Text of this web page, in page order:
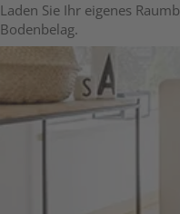
Laden Sie Ihr eigenes
Bodenbelag.